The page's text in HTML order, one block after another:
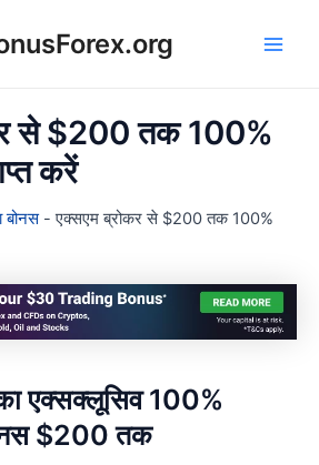
से $200 तक 100%
करें
बोनस-एक्सएम ब्रोकर से $200 तक 100%
एक्सक्लूसिव 100%
$200 तक